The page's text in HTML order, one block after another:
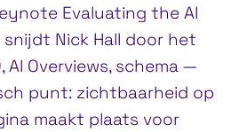
Evaluating the AI
Nick Hall door het
AI Overviews, schema —
punt: zichtbaarheid op
maakt plaats voor